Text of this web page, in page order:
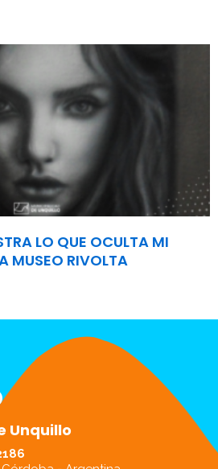
LO QUE OCULTA MI
MUSEO RIVOLTA
Unquillo